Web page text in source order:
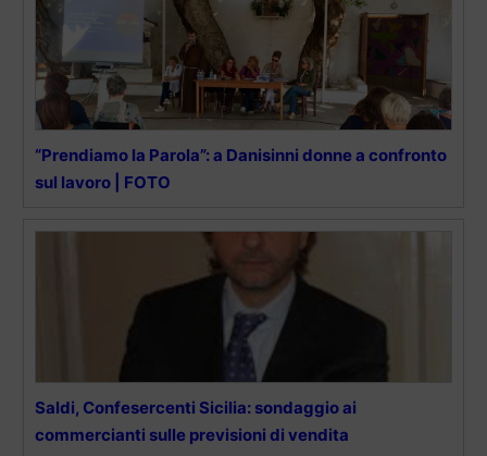
“Prendiamo la Parola”: a Danisinni donne a confronto
sul lavoro | FOTO
Saldi, Confesercenti Sicilia: sondaggio ai
commercianti sulle previsioni di vendita